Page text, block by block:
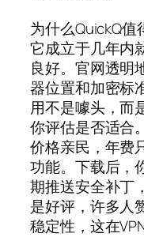
为什么QuickQ值
它成立于几年内
良好。官网透明
器位置和加密标
用不是噱头，而
你评估是否适合
价格亲民，年费
功能。下载后，
期推送安全补丁
是好评，许多人
稳定性，这在